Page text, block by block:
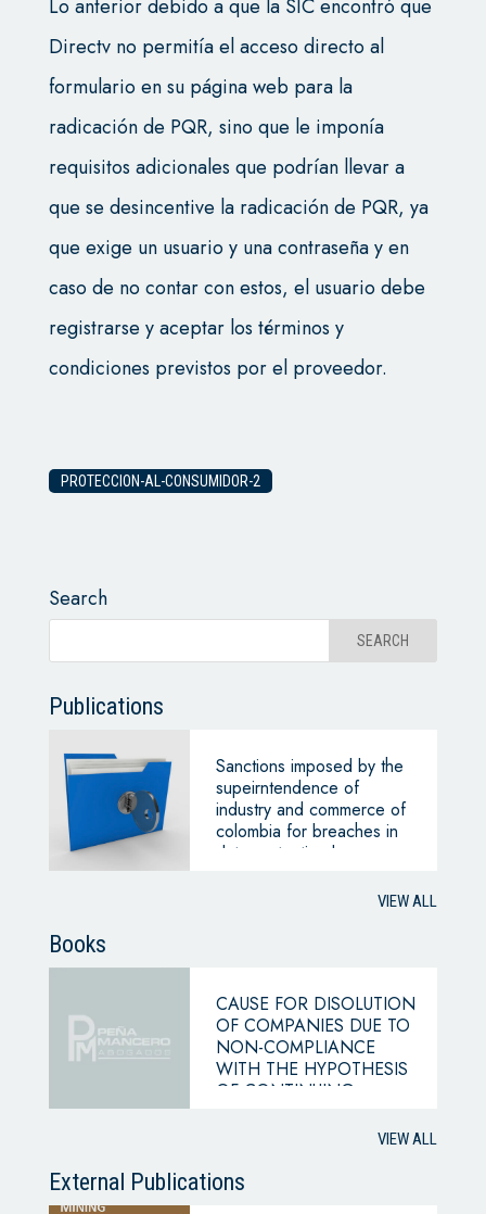
Lo anterior debido a que la SIC encontró que
Directv no permitía el acceso directo al
formulario en su página web para la
radicación de PQR, sino que le imponía
requisitos adicionales que podrían llevar a
que se desincentive la radicación de PQR, ya
que exige un usuario y una contraseña y en
caso de no contar con estos, el usuario debe
registrarse y aceptar los términos y
condiciones previstos por el proveedor.
PROTECCION-AL-CONSUMIDOR-2
Search
Publications
Sanctions imposed by the
supeirntendence of
industry and commerce of
colombia for breaches in
data protection law
VIEW ALL
Books
CAUSE FOR DISOLUTION
OF COMPANIES DUE TO
NON-COMPLIANCE
WITH THE HYPOTHESIS
OF CONTINUING
VIEW ALL
External Publications